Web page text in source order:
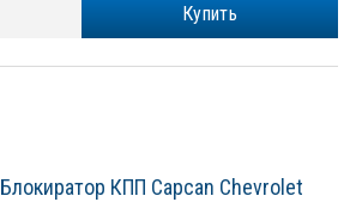
Купить
Блокиратор КПП Capcan Chevrolet